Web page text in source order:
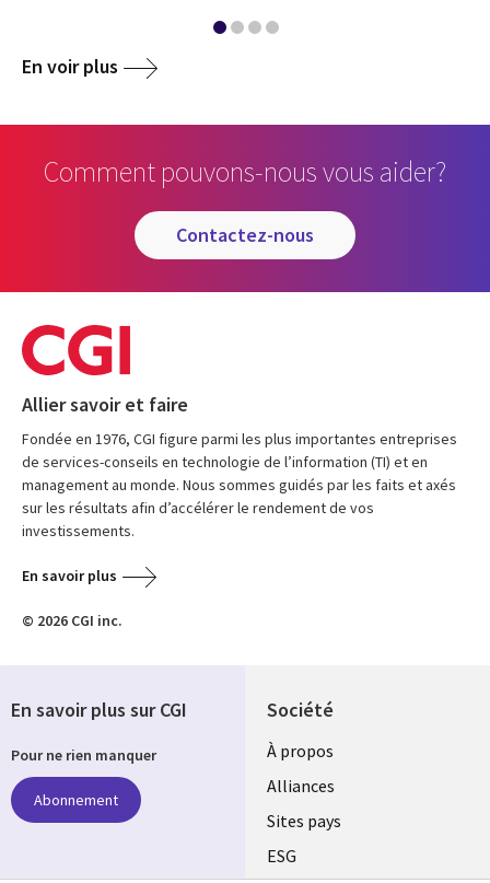
En voir plus
Comment pouvons-nous vous aider?
contactez-nous
Allier savoir et faire
Fondée en 1976, CGI figure parmi les plus importantes entreprises
de services-conseils en technologie de l’information (TI) et en
management au monde. Nous sommes guidés par les faits et axés
sur les résultats afin d’accélérer le rendement de vos
investissements.
En savoir plus
© 2026 CGI inc.
Société
À propos
Alliances
Sites pays
ESG
En savoir plus sur CGI
Pour ne rien manquer
Abonnement